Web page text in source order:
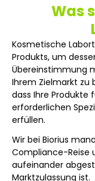
Was
Kosmetische
Produkts, um
Übereinstimmung
Ihrem Zielmarkt zu
dass Ihre Produkte
erforderlichen
erfüllen.
Wir bei Biorius
Compliance-Reise
aufeinander
Marktzulassung ist.